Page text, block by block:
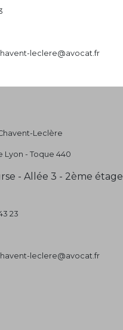
leclere@avocat.fr
Leclère
Lyon - Toque 440
- Allée 3 - 2ème étage
23
leclere@avocat.fr